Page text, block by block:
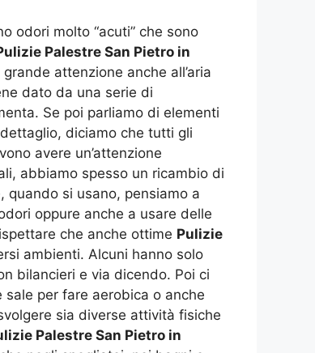
odori molto “acuti” che sono
Palestre San Pietro in
attenzione anche all’aria
dato da una serie di
Se poi parliamo di elementi
diciamo che tutti gli
avere un’attenzione
abbiamo spesso un ricambio di
si usano, pensiamo a
oppure anche a usare delle
che anche ottime Pulizie
ambienti. Alcuni hanno solo
bilancieri e via dicendo. Poi ci
per fare aerobica o anche
sia diverse attività fisiche
Palestre San Pietro in